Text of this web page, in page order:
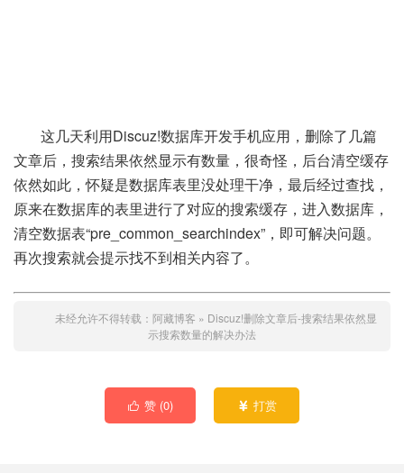
这几天利用Discuz!数据库开发手机应用，删除了几篇
文章后，搜索结果依然显示有数量，很奇怪，后台清空缓存
依然如此，怀疑是数据库表里没处理干净，最后经过查找，
原来在数据库的表里进行了对应的搜索缓存，进入数据库，
清空数据表“pre_common_searchindex”，即可解决问题。
再次搜索就会提示找不到相关内容了。
未经允许不得转载： 阿藏博客 » Discuz!删除文章后-搜索结果依然显
示搜索数量的解决办法
 赞 (0)  打赏